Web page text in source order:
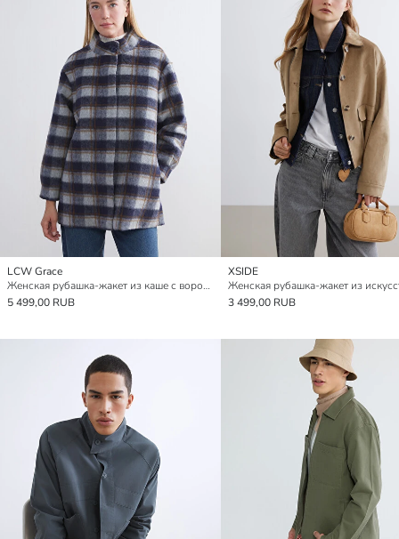
LCW Grace
Женская рубашка-жакет из каше с воротником-трубой и клетчатым узором
5 499,00 RUB
XSIDE
3 499,00 RUB